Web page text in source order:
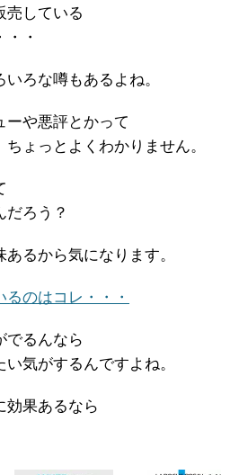
している
・
ろな噂もあるよね。
ーや悪評とかって
ょっとよくわかりません。
だろう？
るから気になります。
のはコレ・・・
でるんなら
気がするんですよね。
効果あるなら